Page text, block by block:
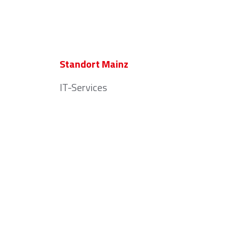
Standort Mainz
IT-Services